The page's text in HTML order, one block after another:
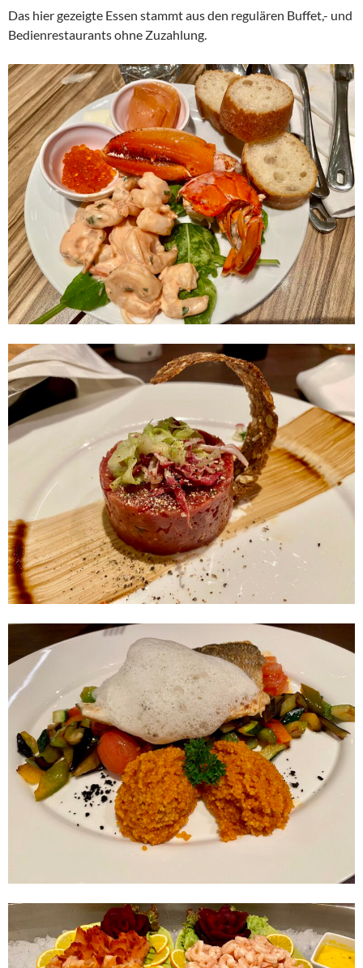
Das hier gezeigte Essen stammt aus den regulären Buffet,- und
Bedienrestaurants ohne Zuzahlung.